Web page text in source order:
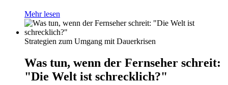
Mehr lesen
Strategien zum Umgang mit Dauerkrisen
Was tun, wenn der Fernseher schreit:
"Die Welt ist schrecklich?"